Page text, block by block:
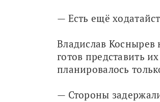
— Есть ещё
Владислав Коснырев
готов представить
планировалось
— Стороны